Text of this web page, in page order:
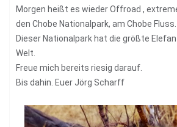
Morgen heißt es wieder Offroad ,
den Chobe Nationalpark, am Chobe Fluss.
Dieser Nationalpark hat die größte
Welt.
Freue mich bereits riesig darauf.
Bis dahin. Euer Jörg Scharff